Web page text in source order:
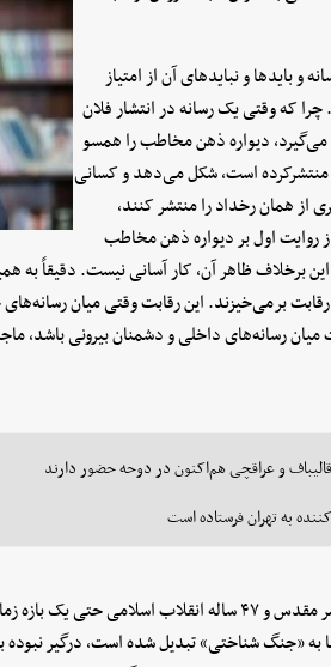
و بایدها و نبایدهای آن از امتیاز
که وقتی یک رسانه در انتشار فلان
می‌گیرد، دیواره ذهن مخاطب را همسو
منتشرکرده است، شکل می‌دهد و کسانی
از همان رخداد را منتشر کنند،
از روایت اول بر دیواره ذهن مخاطب
برخلاف ظاهر آن، کار آسانی نیست. دقیقاً
رقابت برمی‌خیزند. این رقابت وقتی میان
میان رسانه‌های داخلی و دشمنان بیرونی باشد،
و عراقچی هم‌اکنون در دوحه حضور دارند
به تهران فرستاده است
گفتنی است در تمامی عمر مقدس و ۴۷ ساله انقلاب
به «‌جنگ شناختی» تبدیل شده است، درگیر نبوده